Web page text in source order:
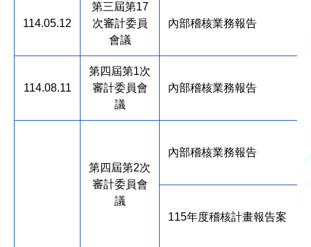
114.05.12
第三屆第17
次審計委員
會議
內部稽核業務報告
114.08.11
第四屆第1次
審計委員會
議
內部稽核業務報告
第四屆第2次
審計委員會
議
內部稽核業務報告
115年度稽核計畫報告案